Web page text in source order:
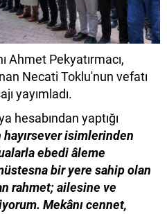
Ahmet Pekyatırmacı,
Necati Toklu'nun vefatı
yayımladı.
hesabından yaptığı
hayırsever isimlerinden
ebedi âleme
bir yere sahip olan
rahmet; ailesine ve
Mekânı cennet,